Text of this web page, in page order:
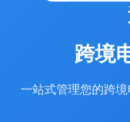
跨境
一站式管理您的跨